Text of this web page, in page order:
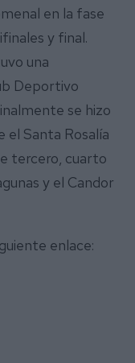
en la fase
y final.
una
Deportivo
se hizo
el Santa Rosalía
tercero, cuarto
y el Candor
enlace: